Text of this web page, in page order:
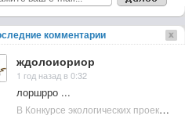
комментарии
ждолоиориор
1 год назад в 0:32
лоршрро ...
В Конкурсе экологических проектов в Подмосковье активно участвовала молодежь :: NewsRbk.ru...